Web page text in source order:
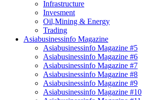
Infrastructure
Invesment
Oil,Mining & Energy
Trading
Asiabusinessinfo Magazine
Asiabusinessinfo Magazine #5
Asiabusinessinfo Magazine #6
Asiabusinessinfo Magazine #7
Asiabusinessinfo Magazine #8
Asiabusinessinfo Magazine #9
Asiabusinessinfo Magazine #10